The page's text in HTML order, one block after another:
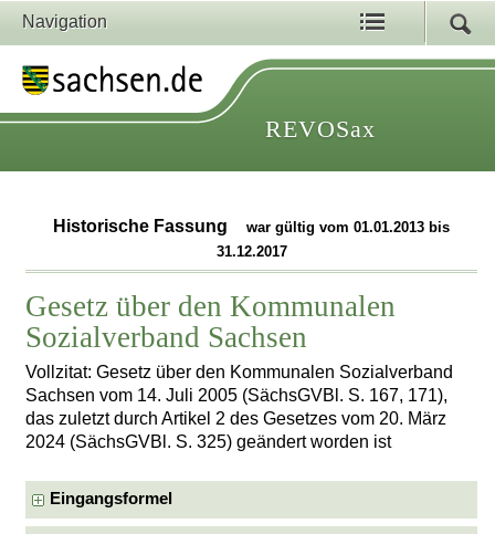
Navigation
REVOSax
Historische Fassung
war gültig vom 01.01.2013 bis
31.12.2017
Gesetz über den Kommunalen
Sozialverband Sachsen
Vollzitat: Gesetz über den Kommunalen Sozialverband
Sachsen vom 14. Juli 2005 (SächsGVBl. S. 167, 171),
das zuletzt durch Artikel 2 des Gesetzes vom 20. März
2024 (SächsGVBl. S. 325) geändert worden ist
Eingangsformel